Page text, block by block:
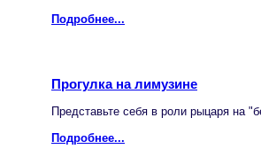
Подробнее...
Прогулка на лимузине
Представьте себя в роли рыцаря на
Подробнее...